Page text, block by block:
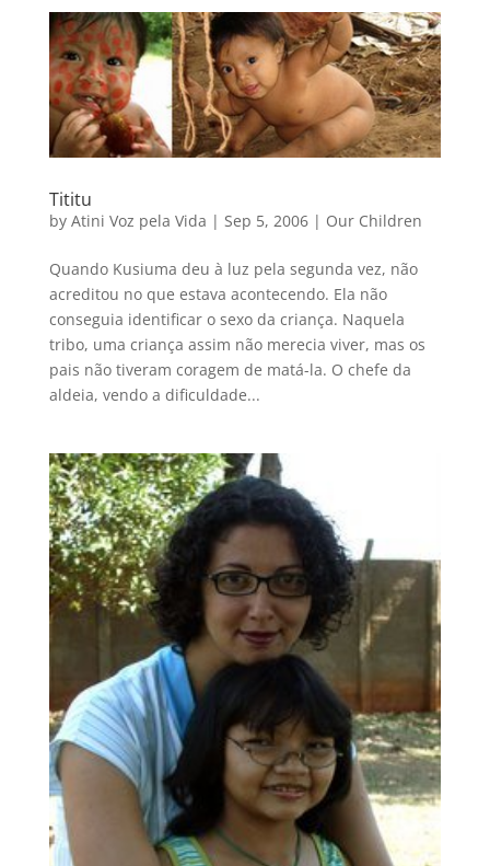
Tititu
by Atini Voz pela Vida | Sep 5, 2006| Our Children
Quando Kusiuma deu à luz pela segunda vez, não
acreditou no que estava acontecendo. Ela não
conseguia identificar o sexo da criança. Naquela
tribo, uma criança assim não merecia viver, mas os
pais não tiveram coragem de matá-la. O chefe da
aldeia, vendo a dificuldade...